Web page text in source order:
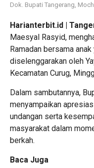
Dok. Bupati Tangerang,
Harianterbit.id |
Maesyal Rasyid,
Ramadan bersama
diselenggarakan oleh
Kecamatan Curug,
Dalam sambutannya,
menyampaikan
undangan serta
masyarakat dalam
berkah.
Baca Juga